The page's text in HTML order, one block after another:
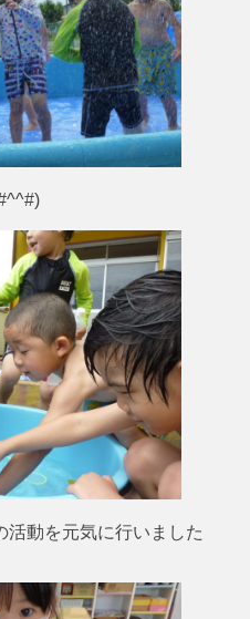
活動を元気に行いました